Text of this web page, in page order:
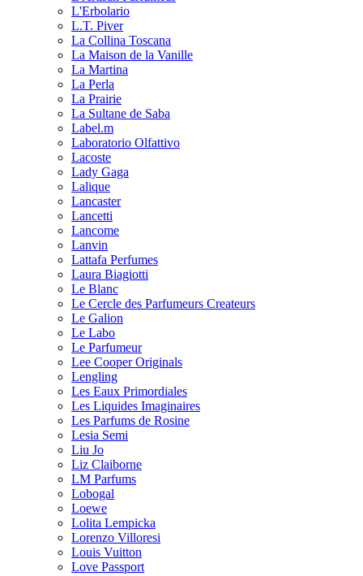
L'Erbolario
L.T. Piver
La Collina Toscana
La Maison de la Vanille
La Martina
La Perla
La Prairie
La Sultane de Saba
Label.m
Laboratorio Olfattivo
Lacoste
Lady Gaga
Lalique
Lancaster
Lancetti
Lancome
Lanvin
Lattafa Perfumes
Laura Biagiotti
Le Blanc
Le Cercle des Parfumeurs Createurs
Le Galion
Le Labo
Le Parfumeur
Lee Cooper Originals
Lengling
Les Eaux Primordiales
Les Liquides Imaginaires
Les Parfums de Rosine
Lesia Semi
Liu Jo
Liz Claiborne
LM Parfums
Lobogal
Loewe
Lolita Lempicka
Lorenzo Villoresi
Louis Vuitton
Love Passport